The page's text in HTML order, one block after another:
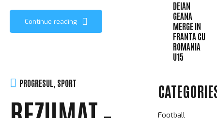
Continue reading
PROGRESUL SPORT
DEIAN
GEANA
MERGE IN
FRANTA CU
ROMANIA
U15
Football